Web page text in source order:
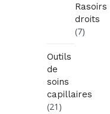
Rasoirs
droits
(7)
Outils
de
soins
capillaires
(21)